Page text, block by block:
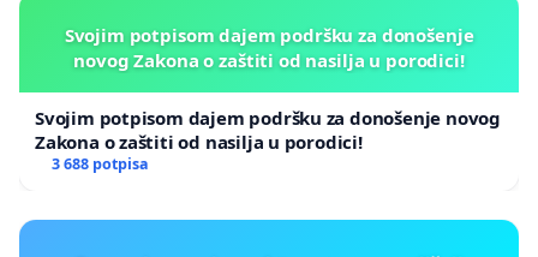
(Omega-3, kolagen, protein, glukozamin i sl.)
koji se uvoze u zakonski dozvoljenom limitu za
ličnu upotrebu (do 300 KM) - po uzoru na EU.
Zaštitu prava na slobodan izbor:
Svojim potpisom dajem podršku za donošenje
novog Zakona o zaštiti od nasilja u porodici!
Svojim potpisom dajem podršku za donošenje novog
Zakona o zaštiti od nasilja u porodici!
3 688 potpisa